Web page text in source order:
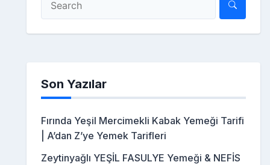
Son Yazılar
Fırında Yeşil Mercimekli Kabak Yemeği Tarifi
| A’dan Z’ye Yemek Tarifleri
Zeytinyağlı YEŞİL FASULYE Yemeği & NEFİS